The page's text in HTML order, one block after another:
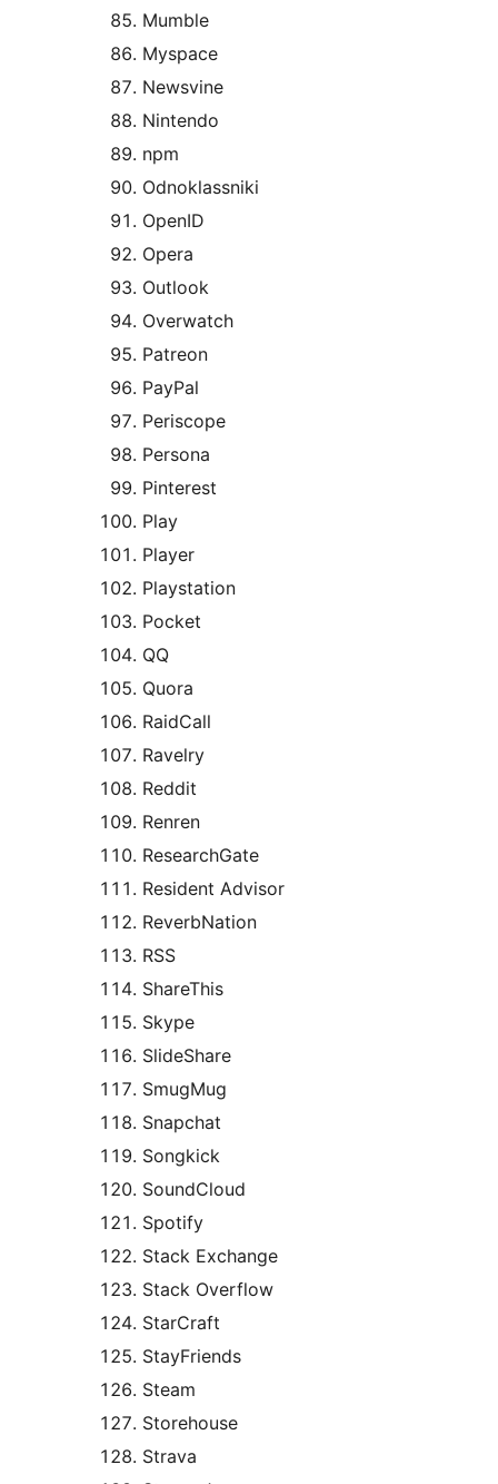
Mumble
Myspace
Newsvine
Nintendo
npm
Odnoklassniki
OpenID
Opera
Outlook
Overwatch
Patreon
PayPal
Periscope
Persona
Pinterest
Play
Player
Playstation
Pocket
QQ
Quora
RaidCall
Ravelry
Reddit
Renren
ResearchGate
Resident Advisor
ReverbNation
RSS
ShareThis
Skype
SlideShare
SmugMug
Snapchat
Songkick
SoundCloud
Spotify
Stack Exchange
Stack Overflow
StarCraft
StayFriends
Steam
Storehouse
Strava